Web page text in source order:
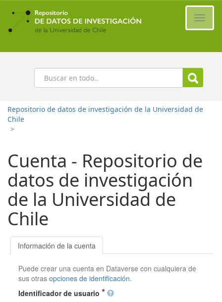
Ir
contenido
principal
Buscar
Repositorio de datos de investigación de la Universidad de
Chile
>
Cuenta - Repositorio de
datos de investigación
de la Universidad de
Chile
Información de la cuenta
Puede crear una cuenta en Dataverse con cualquiera de
sus otrasopciones de identificación.
Identificador de usuario